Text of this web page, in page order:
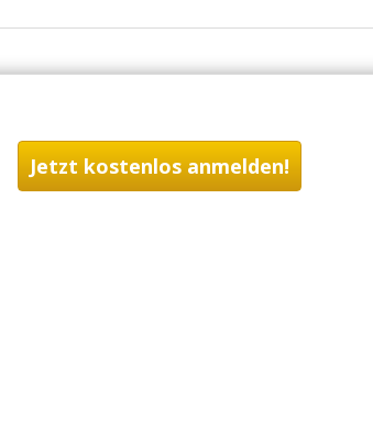
Jetzt kostenlos anmelden!